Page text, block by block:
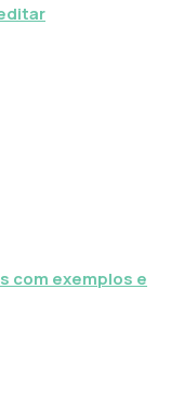
com exemplos e